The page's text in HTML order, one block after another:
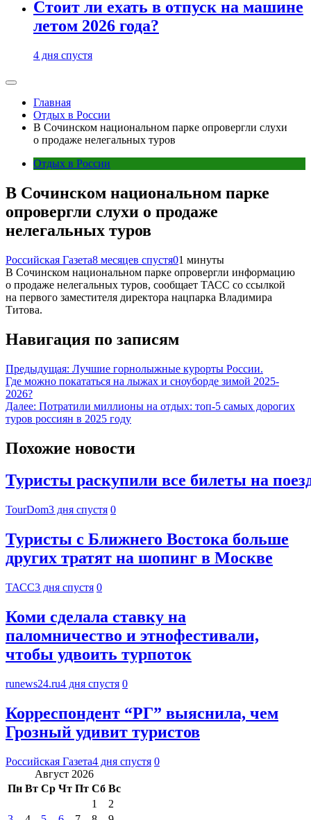
Стоит ли ехать в отпуск на машине
летом 2026 года?
4 дня спустя
Главная
Отдых в России
В Сочинском национальном парке опровергли слухи
о продаже нелегальных туров
Отдых в России
В Сочинском национальном парке
опровергли слухи о продаже
нелегальных туров
Российская Газета8 месяцев спустя01 минуты
В Сочинском национальном парке опровергли информацию
о продаже нелегальных туров, сообщает ТАСС со ссылкой
на первого заместителя директора нацпарка Владимира
Титова.
Навигация по записям
Предыдущая: Лучшие горнолыжные курорты России.
Где можно покататься на лыжах и сноуборде зимой 2025-
2026?
Далее: Потратили миллионы на отдых: топ-5 самых дорогих
туров россиян в 2025 году
Похожие новости
Туристы раскупили все билеты на
TourDom3 дня спустя 0
Туристы с Ближнего Востока больше
других тратят на шопинг в Москве
ТАСС3 дня спустя 0
Коми сделала ставку на
паломничество и этнофестивали,
чтобы удвоить турпоток
runews24.ru4 дня спустя 0
Корреспондент “РГ” выяснила, чем
Грозный удивит туристов
Российская Газета4 дня спустя 0
Август 2026
Пн Вт Ср Чт Пт Сб Вс
1
2